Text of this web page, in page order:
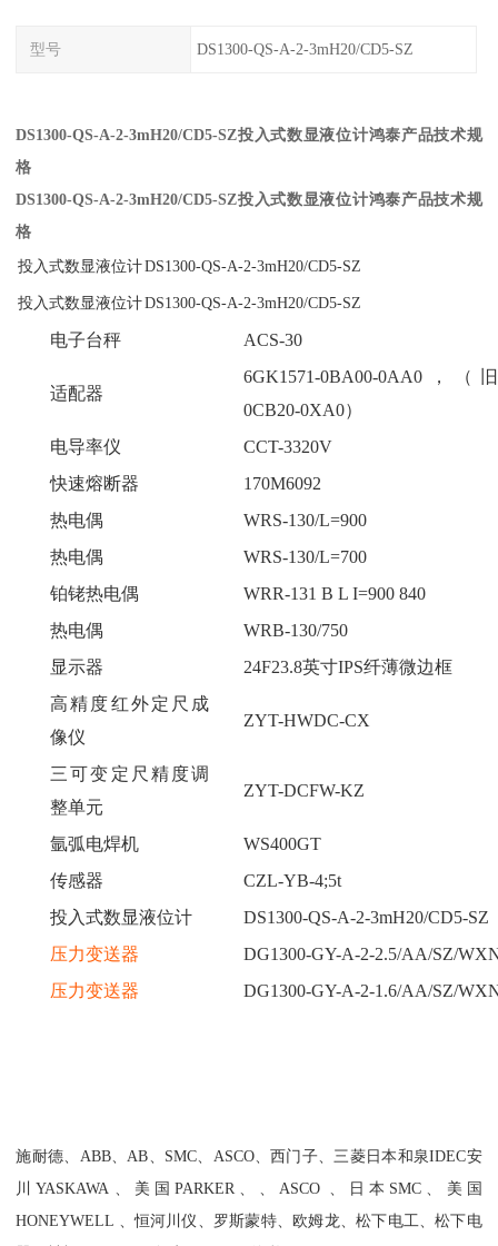
型号 DS1300-QS-A-2-3mH20/CD5-SZ
DS1300-QS-A-2-3mH20/CD5-SZ投入式数显液位计鸿泰产品技术规
格
DS1300-QS-A-2-3mH20/CD5-SZ投入式数显液位计鸿泰产品技术规
格
投入式数显液位计DS1300-QS-A-2-3mH20/CD5-SZ
投入式数显液位计DS1300-QS-A-2-3mH20/CD5-SZ
电子台秤 ACS-30
适配器
6GK1571-0BA00-0AA0，（
0CB20-0XA0）
电导率仪
CCT-3320V
快速熔断器
170M6092
热电偶
WRS-130/L=900
热电偶
WRS-130/L=700
铂铑热电偶
WRR-131 B L I=900 840
热电偶
WRB-130/750
显示器
24F23.8英寸IPS纤薄微边框
高精度红外定尺成
像仪
ZYT-HWDC-CX
三可变定尺精度调
整单元
ZYT-DCFW-KZ
氩弧电焊机
WS400GT
传感器
CZL-YB-4;5t
投入式数显液位计
DS1300-QS-A-2-3mH20/CD5-SZ
压力变送器
DG1300-GY-A-2-2.5/AA/SZ/
压力变送器
DG1300-GY-A-2-1.6/AA/SZ/